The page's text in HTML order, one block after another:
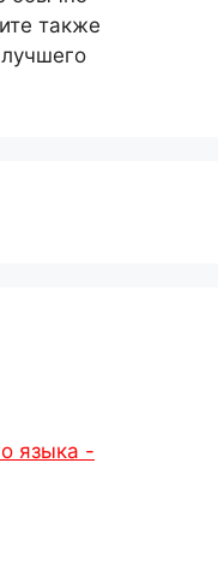
также
языка -